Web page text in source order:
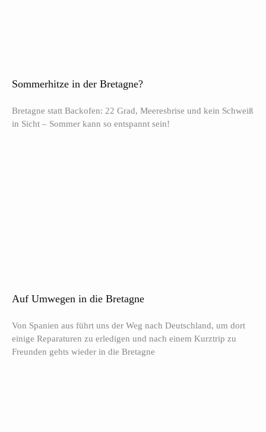
Sommerhitze in der Bretagne?
Bretagne statt Backofen: 22 Grad, Meeresbrise und kein Schweiß
in Sicht – Sommer kann so entspannt sein!
Auf Umwegen in die Bretagne
Von Spanien aus führt uns der Weg nach Deutschland, um dort
einige Reparaturen zu erledigen und nach einem Kurztrip zu
Freunden gehts wieder in die Bretagne